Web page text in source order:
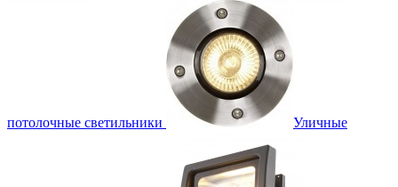
потолочные светильники Уличные